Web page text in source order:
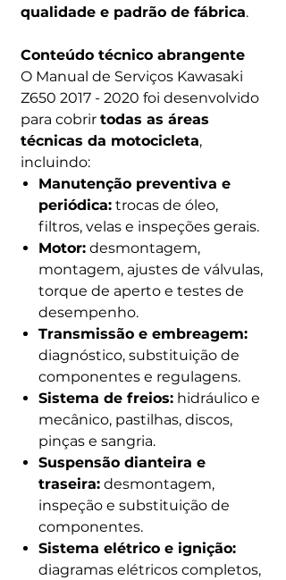
qualidade e padrão de fábrica.
Conteúdo técnico abrangente
O Manual de Serviços Kawasaki
Z650 2017 - 2020 foi desenvolvido
para cobrir todas as áreas
técnicas da motocicleta,
incluindo:
Manutenção preventiva e
periódica: trocas de óleo,
filtros, velas e inspeções gerais.
Motor: desmontagem,
montagem, ajustes de válvulas,
torque de aperto e testes de
desempenho.
Transmissão e embreagem:
diagnóstico, substituição de
componentes e regulagens.
Sistema de freios: hidráulico e
mecânico, pastilhas, discos,
pinças e sangria.
Suspensão dianteira e
traseira: desmontagem,
inspeção e substituição de
componentes.
Sistema elétrico e ignição:
diagramas elétricos completos,